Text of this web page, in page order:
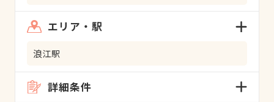
エリア・駅
浪江駅
詳細条件